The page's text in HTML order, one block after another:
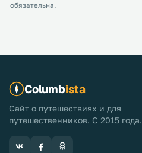
обязательна.
Columbista
Сайт о путешествиях и для
путешественников. С 2015 года.